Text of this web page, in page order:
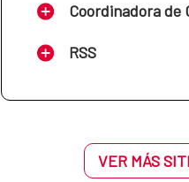
Cadre
Niger -
2023-2026
Coordinadora de
RSS
VER MÁS